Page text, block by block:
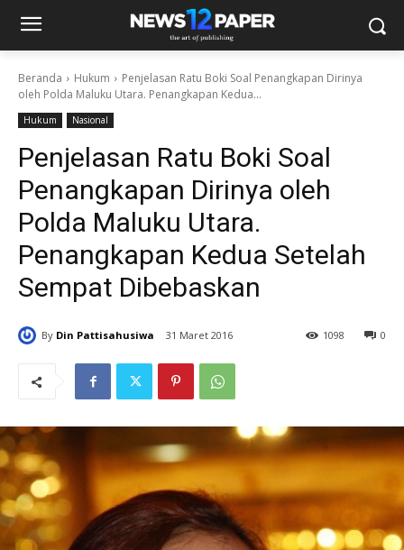
Beranda Hukum
Penjelasan Ratu Boki Soal Penangkapan Dirinya
oleh Polda Maluku Utara. Penangkapan Kedua...
Hukum Nasional
Penjelasan Ratu Boki Soal
Penangkapan Dirinya oleh
Polda Maluku Utara.
Penangkapan Kedua Setelah
Sempat Dibebaskan
By Din Pattisahusiwa 31 Maret 2016 0
1098